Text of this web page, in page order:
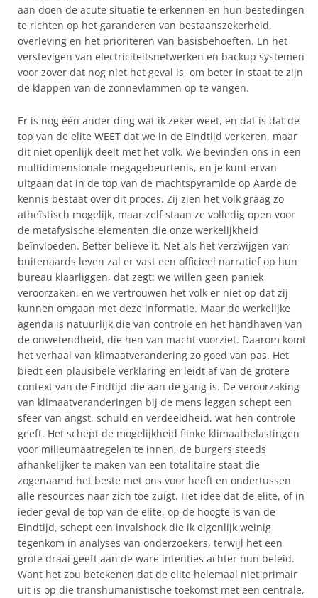
aan doen de acute situatie te erkennen en hun bestedingen
te richten op het garanderen van bestaanszekerheid,
overleving en het prioriteren van basisbehoeften. En het
verstevigen van electriciteitsnetwerken en backup systemen
voor zover dat nog niet het geval is, om beter in staat te zijn
de klappen van de zonnevlammen op te vangen.
Er is nog één ander ding wat ik zeker weet, en dat is dat de
top van de elite WEET dat we in de Eindtijd verkeren, maar
dit niet openlijk deelt met het volk. We bevinden ons in een
multidimensionale megagebeurtenis, en je kunt ervan
uitgaan dat in de top van de machtspyramide op Aarde de
kennis bestaat over dit proces. Zij zien het volk graag zo
atheïstisch mogelijk, maar zelf staan ze volledig open voor
de metafysische elementen die onze werkelijkheid
beïnvloeden. Better believe it. Net als het verzwijgen van
buitenaards leven zal er vast een officieel narratief op hun
bureau klaarliggen, dat zegt: we willen geen paniek
veroorzaken, en we vertrouwen het volk er niet op dat zij
kunnen omgaan met deze informatie. Maar de werkelijke
agenda is natuurlijk die van controle en het handhaven van
de onwetendheid, die hen van macht voorziet. Daarom komt
het verhaal van klimaatverandering zo goed van pas. Het
biedt een plausibele verklaring en leidt af van de grotere
context van de Eindtijd die aan de gang is. De veroorzaking
van klimaatveranderingen bij de mens leggen schept een
sfeer van angst, schuld en verdeeldheid, wat hen controle
geeft. Het schept de mogelijkheid flinke klimaatbelastingen
voor milieumaatregelen te innen, de burgers steeds
afhankelijker te maken van een totalitaire staat die
zogenaamd het beste met ons voor heeft en ondertussen
alle resources naar zich toe zuigt. Het idee dat de elite, of in
ieder geval de top van de elite, op de hoogte is van de
Eindtijd, schept een invalshoek die ik eigenlijk weinig
tegenkom in analyses van onderzoekers, terwijl het een
grote draai geeft aan de ware intenties achter hun beleid.
Want het zou betekenen dat de elite helemaal niet primair
uit is op die transhumanistische toekomst met een centrale,